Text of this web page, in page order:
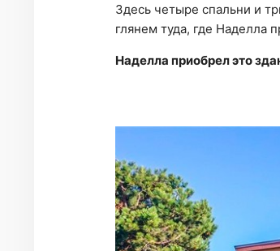
Здесь че­ты­ре спаль­ни и
гля­нем туда, где На­дел­ла
Наделла приобрел это